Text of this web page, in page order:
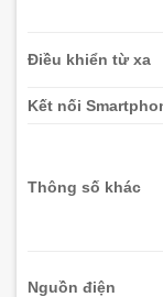
Điều khiển từ xa
Kết nối
Thông số khác
Nguồn điện